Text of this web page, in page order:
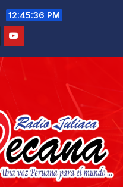
12:45:37 PM